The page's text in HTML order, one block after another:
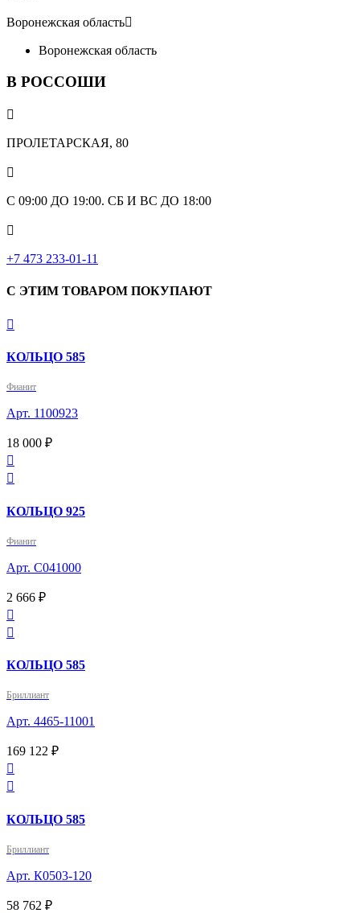
Воронежская область
Воронежская область
В РОССОШИ

ПРОЛЕТАРСКАЯ, 80

С 09:00 ДО 19:00. СБ И ВС ДО 18:00

+7 473 233-01-11
С ЭТИМ ТОВАРОМ ПОКУПАЮТ

КОЛЬЦО 585
Фианит
Арт. 1100923
18 000 ₽


КОЛЬЦО 925
Фианит
Арт. С041000
2 666 ₽


КОЛЬЦО 585
Бриллиант
Арт. 4465-11001
169 122 ₽


КОЛЬЦО 585
Бриллиант
Арт. К0503-120
58 762 ₽